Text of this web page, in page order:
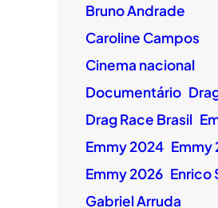
Bruno Andrade
Caroline Campos
Cinema nacional
Documentário
Drag Race Brasil
Emmy 2024 Emmy
Emmy 2026 Enrico
Gabriel Arruda